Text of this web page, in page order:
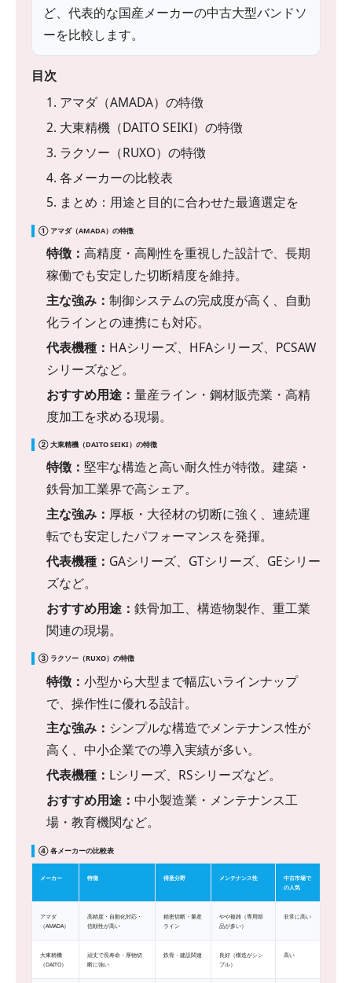
ど、代表的な国産メーカーの中古大型バンドソ
ーを比較します。
目次
1. アマダ（AMADA）の特徴
2. 大東精機（DAITO SEIKI）の特徴
3. ラクソー（RUXO）の特徴
4. 各メーカーの比較表
5. まとめ：用途と目的に合わせた最適選定を
① アマダ（AMADA）の特徴
特徴： 高精度・高剛性を重視した設計で、長期
稼働でも安定した切断精度を維持。
主な強み： 制御システムの完成度が高く、自動
化ラインとの連携にも対応。
代表機種： HAシリーズ、HFAシリーズ、PCSAW
シリーズなど。
おすすめ用途： 量産ライン・鋼材販売業・高精
度加工を求める現場。
② 大東精機（DAITO SEIKI）の特徴
特徴： 堅牢な構造と高い耐久性が特徴。建築・
鉄骨加工業界で高シェア。
主な強み： 厚板・大径材の切断に強く、連続運
転でも安定したパフォーマンスを発揮。
代表機種： GAシリーズ、GTシリーズ、GEシリー
ズなど。
おすすめ用途： 鉄骨加工、構造物製作、重工業
関連の現場。
③ ラクソー（RUXO）の特徴
特徴： 小型から大型まで幅広いラインナップ
で、操作性に優れる設計。
主な強み： シンプルな構造でメンテナンス性が
高く、中小企業での導入実績が多い。
代表機種： Lシリーズ、RSシリーズなど。
おすすめ用途： 中小製造業・メンテナンス工
場・教育機関など。
④ 各メーカーの比較表
メーカー 特徴 得意分野 メンテナンス性
中古市場で
の人気
アマダ
（AMADA）
高精度・自動化対応・
信頼性が高い
精密切断・量産
ライン
やや複雑（専用部
品が多い）
非常に高い
大東精機
（DAITO）
頑丈で長寿命・厚物切
断に強い
鉄骨・建設関連
良好（構造がシン
プル）
高い